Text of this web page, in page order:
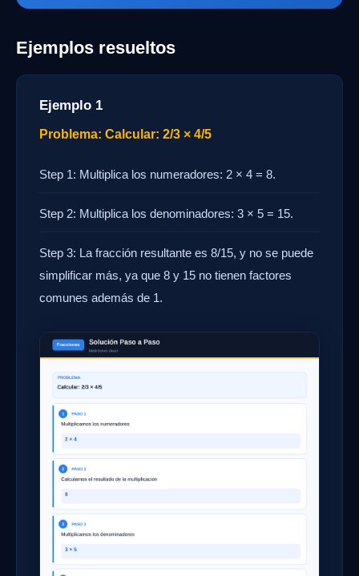
Ejemplos resueltos
Ejemplo 1
Problema: Calcular: 2/3 × 4/5
Step 1: Multiplica los numeradores: 2 × 4 = 8.
Step 2: Multiplica los denominadores: 3 × 5 = 15.
Step 3: La fracción resultante es 8/15, y no se puede
simplificar más, ya que 8 y 15 no tienen factores
comunes además de 1.